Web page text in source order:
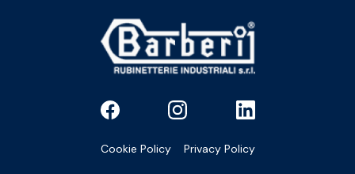
Cookie Policy Privacy Policy